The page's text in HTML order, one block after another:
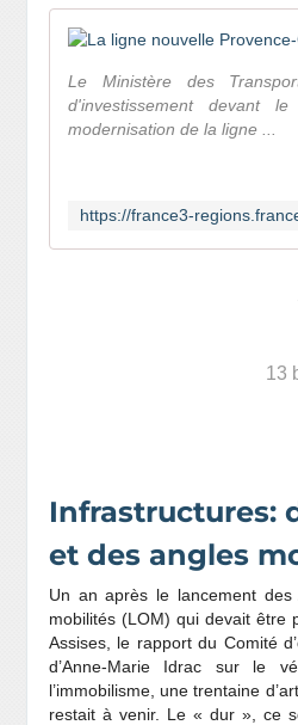
Le Ministère des
d'investissement devant
modernisation de la ligne ...
13
Infrastructures:
et des angles
Un an après le lancement
mobilités (LOM) qui devait être
Assises, le rapport du Comité
d’Anne-Marie Idrac sur le
l’immobilisme, une trentaine
restait à venir. Le « dur », ce